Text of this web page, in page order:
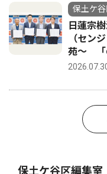
保土ケ
日蓮宗
（セ
苑〜 「
保土ケ谷区編集室